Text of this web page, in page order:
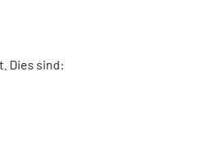
Dies sind: